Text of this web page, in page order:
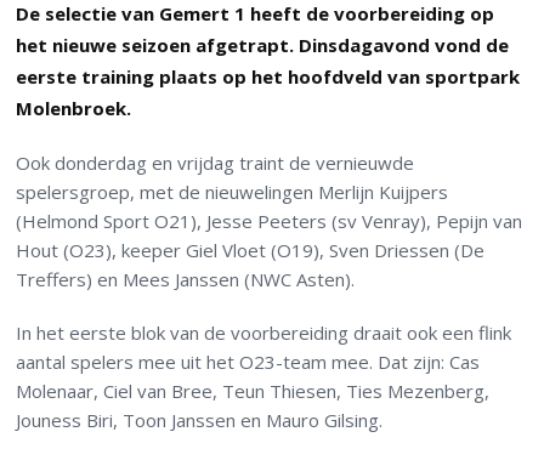
De selectie van Gemert 1 heeft de voorbereiding op
het nieuwe seizoen afgetrapt. Dinsdagavond vond de
eerste training plaats op het hoofdveld van sportpark
Molenbroek.
Ook donderdag en vrijdag traint de vernieuwde
spelersgroep, met de nieuwelingen Merlijn Kuijpers
(Helmond Sport O21), Jesse Peeters (sv Venray), Pepijn van
Hout (O23), keeper Giel Vloet (O19), Sven Driessen (De
Treffers) en Mees Janssen (NWC Asten).
In het eerste blok van de voorbereiding draait ook een flink
aantal spelers mee uit het O23-team mee. Dat zijn: Cas
Molenaar, Ciel van Bree, Teun Thiesen, Ties Mezenberg,
Jouness Biri, Toon Janssen en Mauro Gilsing.